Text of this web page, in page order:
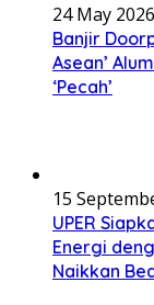
24 May 2026
Banjir
Asean’
‘Pecah’
15
UPER
Energi
Naikkan